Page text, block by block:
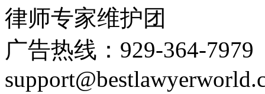
律师专家维护团
广告热线：929-364-